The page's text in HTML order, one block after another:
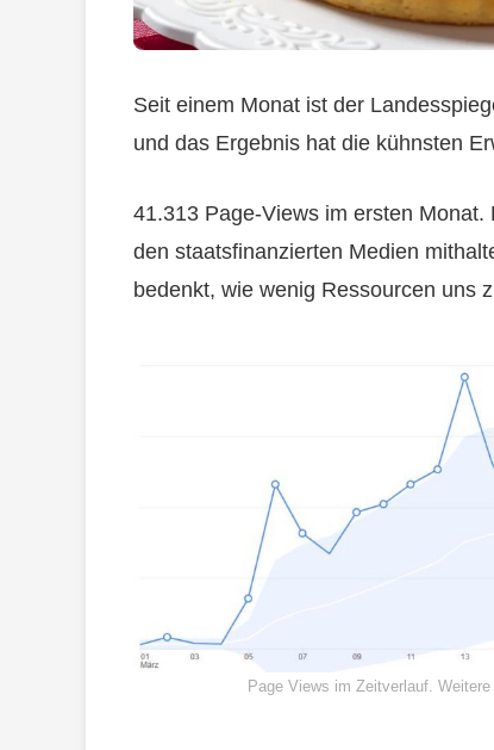
Seit einem Monat ist der
und das Ergebnis hat die kühnsten
41.313 Page-Views im ersten
den staatsfinanzierten Medien
bedenkt, wie wenig Ressourcen uns
Page Views im Zeitverlauf.